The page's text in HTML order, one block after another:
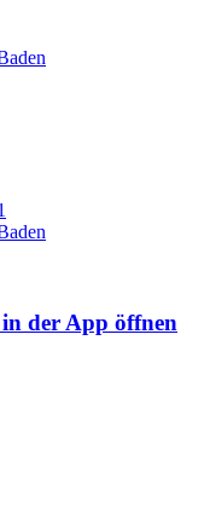
der App öffnen